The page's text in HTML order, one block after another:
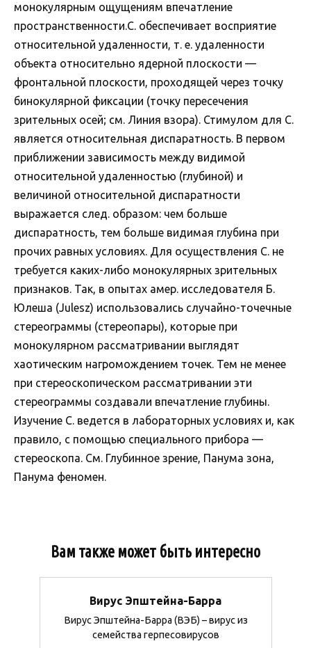
монокулярным ощущениям впечатление
пространственности.С. обеспечивает восприятие
относительной удаленности, т. е. удаленности
объекта относительно ядерной плоскости —
фронтальной плоскости, проходящей через точку
бинокулярной фиксации (точку пересечения
зрительных осей; см. Линия взора). Стимулом для С.
является относительная диспаратность. В первом
приближении зависимость между видимой
относительной удаленностью (глубиной) и
величиной относительной диспаратности
выражается след. образом: чем больше
диспаратность, тем больше видимая глубина при
прочих равных условиях. Для осуществления С. не
требуется каких-либо монокулярных зрительных
признаков. Так, в опытах амер. исследователя Б.
Юлеша (Julesz) использовались случайно-точечные
стереограммы (стереопары), которые при
монокулярном рассматривании выглядят
хаотическим нагромождением точек. Тем не менее
при стереоскопическом рассматривании эти
стереограммы создавали впечатление глубины.
Изучение С. ведется в лабораторных условиях и, как
правило, с помощью специального прибора —
стереоскопа. См. Глубинное зрение, Панума зона,
Панума феномен.
Вам также может быть интересно
Вирус Эпштейна-Барра
Вирус Эпштейна-Барра (ВЭБ) – вирус из
семейства герпесовирусов